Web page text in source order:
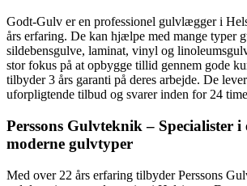
Godt-Gulv er en professionel gulvlægger i
års erfaring. De kan hjælpe med mange typer
sildebensgulve, laminat, vinyl og
stor fokus på at opbygge tillid gennem gode
tilbyder 3 års garanti på deres arbejde. De
uforpligtende tilbud og svarer inden for 24
Perssons Gulvteknik – Specialister i
moderne gulvtyper
Med over 22 års erfaring tilbyder Perssons